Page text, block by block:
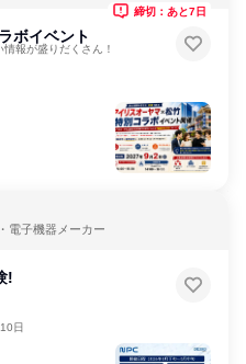
ボイベント
報が盛りだくさん！
締切：あと7日
電子機器メーカー
!
日